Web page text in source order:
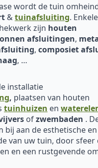
wordt de tuin
&tuinafsluiting. Enkele
zijn houten
afsluitingen,
, composiet
, …
installatie
, plaatsen van houten
tuinhuizen en
ofzwembaden .
bij aan de esthetische en
van uw tuin, door sfeer
en een rustgevende